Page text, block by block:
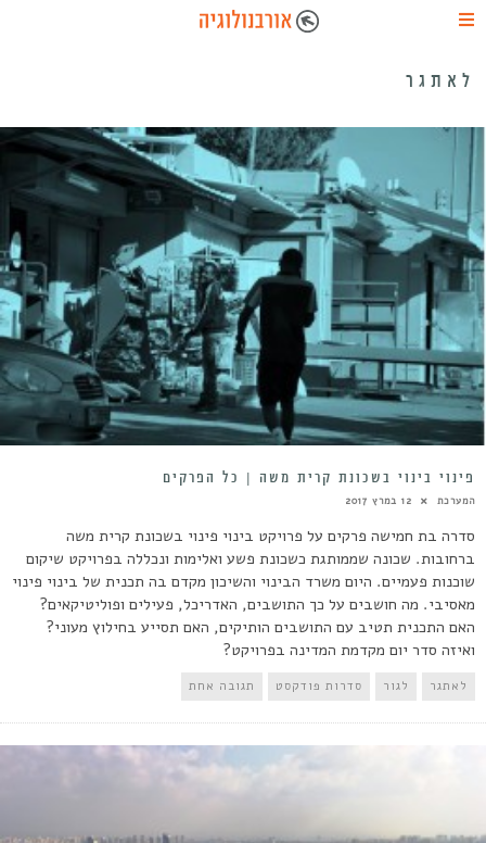
לאתגר
פינוי בינוי בשכונת קרית משה | כל הפרקים
המערכת 12 במרץ 2017
סדרה בת חמישה פרקים על פרויקט בינוי פינוי בשכונת קרית משה
ברחובות. שכונה שממותגת כשכונת פשע ואלימות ונכללה בפרויקט שיקום
שוכנות פעמיים. היום משרד הבינוי והשיכון מקדם בה תכנית של בינוי פינוי
מאסיבי. מה חושבים על כך התושבים, האדריכל, פעילים ופוליטיקאים?
האם התכנית תטיב עם התושבים הותיקים, האם תסייע בחילוץ מעוני?
ואיזה סדר יום מקדמת המדינה בפרויקט?
לאתגר לגור סדרות פודקסט תגובה אחת